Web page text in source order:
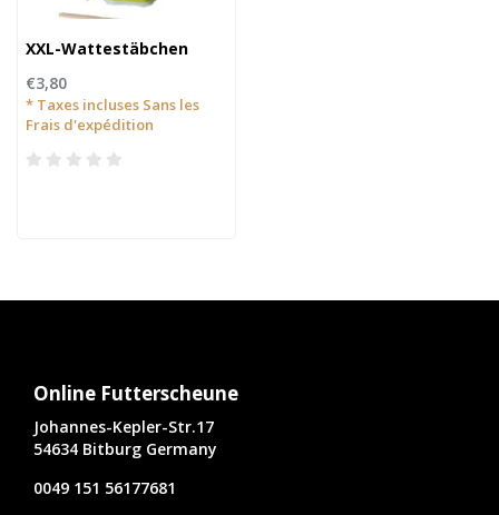
XXL-Wattestäbchen
€3,80
* Taxes incluses Sans les
Frais d'expédition
Online Futterscheune
Johannes-Kepler-Str.17
54634 Bitburg Germany
0049 151 56177681